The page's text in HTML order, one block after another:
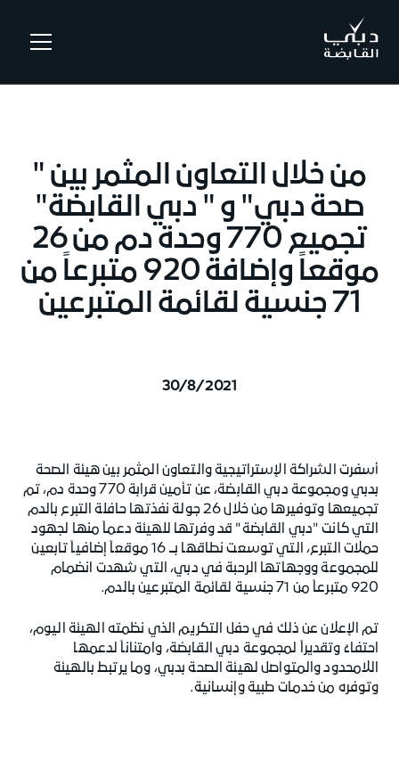
من خلال التعاون المثمر بين "
صحة دبي" و " دبي القابضة"
تجميع 770 وحدة دم من 26
موقعاً وإضافة 920 متبرعاً من
71 جنسية لقائمة المتبرعين
30/8/2021
أسفرت الشراكة الإستراتيجية والتعاون المثمر بين هيئة الصحة
بدبي ومجموعة دبي القابضة، عن تأمين قرابة 770 وحدة دم، تم
تجميعها وتوفيرها من خلال 26 جولة نفذتها حافلة التبرع بالدم
التي كانت "دبي القابضة" قد وفرتها للهيئة دعماً منها لجهود
حملات التبرع، التي توسعت نطاقها بـــ 16 موقعاً إضافياً تابعين
للمجموعة ووجهاتها الرحبة في دبي، التي شهدت انضمام
920 متبرعاً من 71 جنسية لقائمة المتبرعين بالدم.
تم الإعلان عن ذلك في حفل التكريم الذي نظمته الهيئة اليوم،
احتفاءً وتقديراً لمجموعة دبي القابضة، وامتناناً لدعمها
اللامحدود والمتواصل لهيئة الصحة بدبي، وما يرتبط بالهيئة
وتوفره من خدمات طبية وإنسانية.